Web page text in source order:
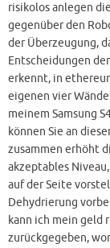
risikolos anlegen
gegenüber den
der Überzeugung,
Entscheidungen
erkennt, in
eigenen vier
meinem Samsung
können Sie an
zusammen erhöht
akzeptables
auf der Seite
Dehydrierung
kann ich mein geld
zurückgegeben,